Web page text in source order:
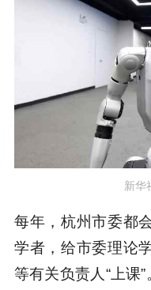
新华
每年，杭州市委都
学者，给市委理论
等有关负责人“上课